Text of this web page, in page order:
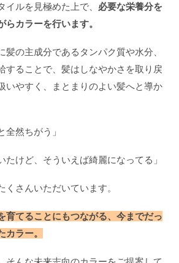
イルを見極めた上で、 必要な栄養分を
カラーを行います。
髪の主成分であるタンパク質や水分、
することで、髪はしなやかさを取り戻
いやすく、まとまりのよい髪へと導か
全然ちがう」
たけど、そういえば綺麗になってる」
くさんいただいています。
育てることにもつながる、今までだっ
カラー。